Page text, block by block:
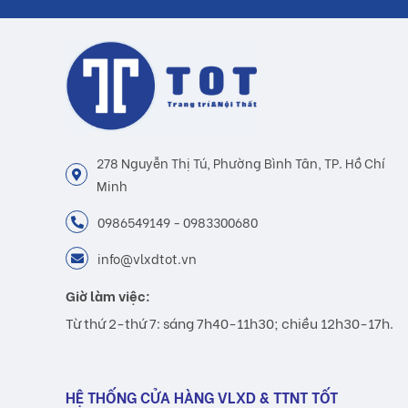
278 Nguyễn Thị Tú, Phường Bình Tân, TP. Hồ Chí
Minh
0986549149 - 0983300680
info@vlxdtot.vn
Giờ làm việc:
Từ thứ 2-thứ 7: sáng 7h40-11h30; chiều 12h30-17h.
HỆ THỐNG CỬA HÀNG VLXD & TTNT TỐT